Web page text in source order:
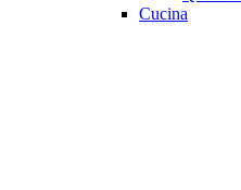
Cucina